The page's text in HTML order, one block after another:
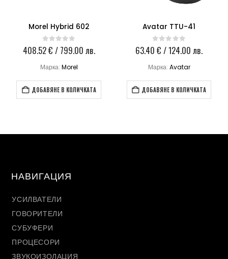
Morel Hybrid 602
0out of 5
408.52€ / 799.00 лв.
Марка: Morel
ДОБАВЯНЕ В КОЛИЧКАТА
Avatar TTU-41
0 out of 5
63.40€ / 124.00 лв.
Марка: Avatar
ДОБАВЯНЕ В КОЛИЧКАТА
НАВИГАЦИЯ
УСИЛВАТЕЛИ
ГОВОРИТЕЛИ
СУБУФЕРИ
ПРОЦЕСОРИ
ЗВУКОИЗОЛАЦИЯ